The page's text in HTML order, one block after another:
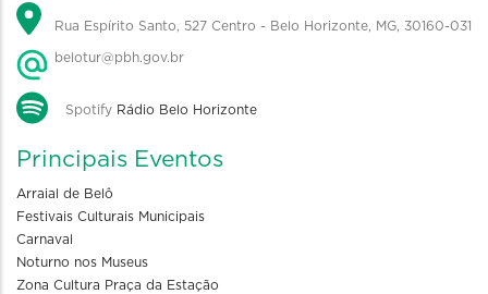
Rua Espírito Santo, 527 Centro - Belo Horizonte, MG, 30160-031
belotur@pbh.gov.br
Spotify Rádio Belo Horizonte
Principais Eventos
Arraial de Belô
Festivais Culturais Municipais
Carnaval
Noturno nos Museus
Zona Cultura Praça da Estação